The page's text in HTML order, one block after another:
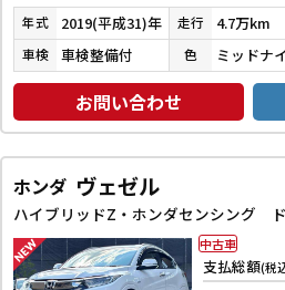
年式 2019(平成31)年 走行 4.7万km
車検 車検整備付 色
お問い合わせ
ホンダ ヴェゼル
支払総額(税
中古車